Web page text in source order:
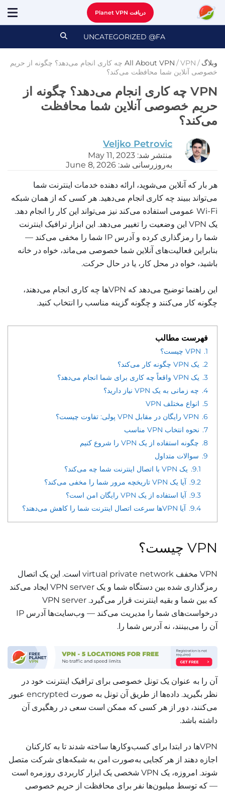
دریافت Planet VPN
UNCATEGORIZED @FA
وبلاگ /
All About VPN /
VPN چه کاری انجام می‌دهد؟ چگونه از حریم
خصوصی آنلاین شما محافظت می‌کند؟
VPN چه کاری انجام می‌دهد؟ چگونه از
حریم خصوصی آنلاین شما محافظت
می‌کند؟
Veljko Petrovic
منتشر شد: May 11, 2023
به‌روزرسانی شد: June 8, 2026
هر بار که آنلاین می‌شوید، ارائه دهنده خدمات اینترنت شما
می‌تواند ببیند چه کاری انجام می‌دهید. هر کسی که از همان شبکه
Wi-Fi عمومی استفاده می‌کند نیز می‌تواند این کار را انجام دهد.
یک VPN این وضعیت را تغییر می‌دهد. این ابزار ترافیک اینترنت
شما را رمزگذاری کرده و آدرس IP شما را مخفی می‌کند —
بنابراین فعالیت‌های آنلاین شما خصوصی می‌ماند، خواه در خانه
باشید، خواه در محل کار، یا در حال حرکت.
این راهنما توضیح می‌دهد که VPNها چه کاری انجام می‌دهند،
چگونه کار می‌کنند و چگونه گزینه مناسب را انتخاب کنید.
فهرست مطالب
1. VPN چیست؟
2. یک VPN چگونه کار می‌کند؟
3. یک VPN واقعاً چه کاری برای شما انجام می‌دهد؟
4. چه زمانی به یک VPN نیاز دارید؟
5. انواع مختلف VPN
6. VPN رایگان در مقابل VPN پولی: تفاوت چیست؟
7. نحوه انتخاب VPN مناسب
8. چگونه استفاده از یک VPN را شروع کنیم
9. سوالات متداول
9.1. یک VPN با اتصال اینترنت شما چه می‌کند؟
9.2. آیا یک VPN تاریخچه مرور شما را مخفی می‌کند؟
9.3. آیا استفاده از یک VPN رایگان امن است؟
9.4. آیا VPNها سرعت اتصال اینترنت شما را کاهش می‌دهند؟
VPN چیست؟
VPN مخفف virtual private network است. این یک اتصال
رمزگذاری شده بین دستگاه شما و یک VPN server ایجاد می‌کند
که بین شما و بقیه اینترنت قرار می‌گیرد. VPN server
درخواست‌های شما را مدیریت می‌کند — وب‌سایت‌ها آدرس IP
آن را می‌بینند، نه آدرس شما را.
آن را به عنوان یک تونل خصوصی برای ترافیک اینترنت خود در
نظر بگیرید. داده‌ها از طریق آن تونل به صورت encrypted عبور
می‌کنند، دور از هر کسی که ممکن است سعی در رهگیری آن
داشته باشد.
VPNها در ابتدا برای کسب‌وکارها ساخته شدند تا به کارکنان
اجازه دهند از هر کجایی به‌صورت امن به شبکه‌های شرکت متصل
شوند. امروزه، یک VPN شخصی یک ابزار کاربردی روزمره است
— که توسط میلیون‌ها نفر برای محافظت از حریم خصوصی